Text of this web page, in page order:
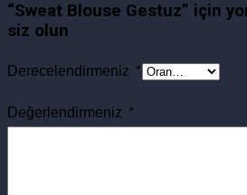
“Sweat Blouse Gestuz” için
siz olun
Derecelendirmeniz *
Değerlendirmeniz *